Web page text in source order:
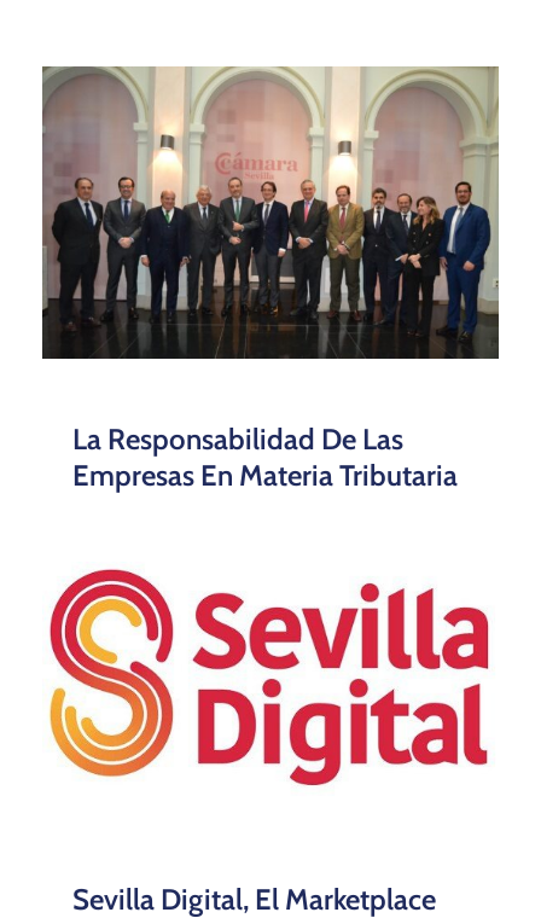
La Responsabilidad De Las
Empresas En Materia Tributaria
Sevilla Digital, El Marketplace